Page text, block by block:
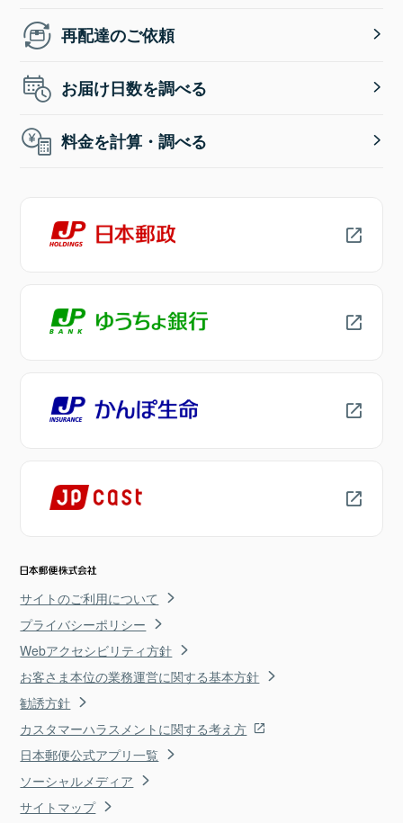
再配達のご依頼
お届け日数を調べる
料金を計算・調べる
サイトのご利用について
プライバシーポリシー
Webアクセシビリティ方針
お客さま本位の業務運営に関する基本方針
勧誘方針
カスタマーハラスメントに関する考え方
日本郵便公式アプリ一覧
ソーシャルメディア
サイトマップ